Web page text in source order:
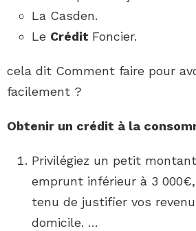
La Casden.
Le Crédit Foncier.
cela dit Comment faire pour
facilement ?
Obtenir un crédit à la
Privilégiez un petit
emprunt inférieur à 3 000€,
tenu de justifier vos
domicile. …